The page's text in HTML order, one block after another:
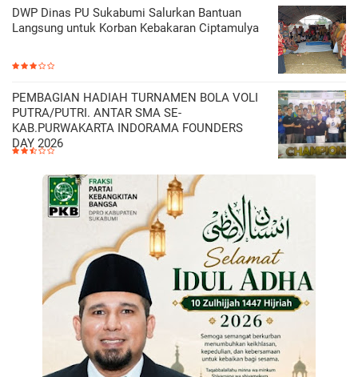
DWP Dinas PU Sukabumi Salurkan Bantuan
Langsung untuk Korban Kebakaran Ciptamulya
PEMBAGIAN HADIAH TURNAMEN BOLA VOLI
PUTRA/PUTRI. ANTAR SMA SE-
KAB.PURWAKARTA INDORAMA FOUNDERS
DAY 2026